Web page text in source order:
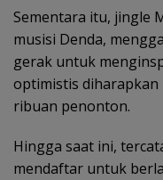
Sementara itu, jingle
musisi Denda,
gerak untuk
optimistis diharapkan
ribuan penonton.
Hingga saat ini,
mendaftar untuk